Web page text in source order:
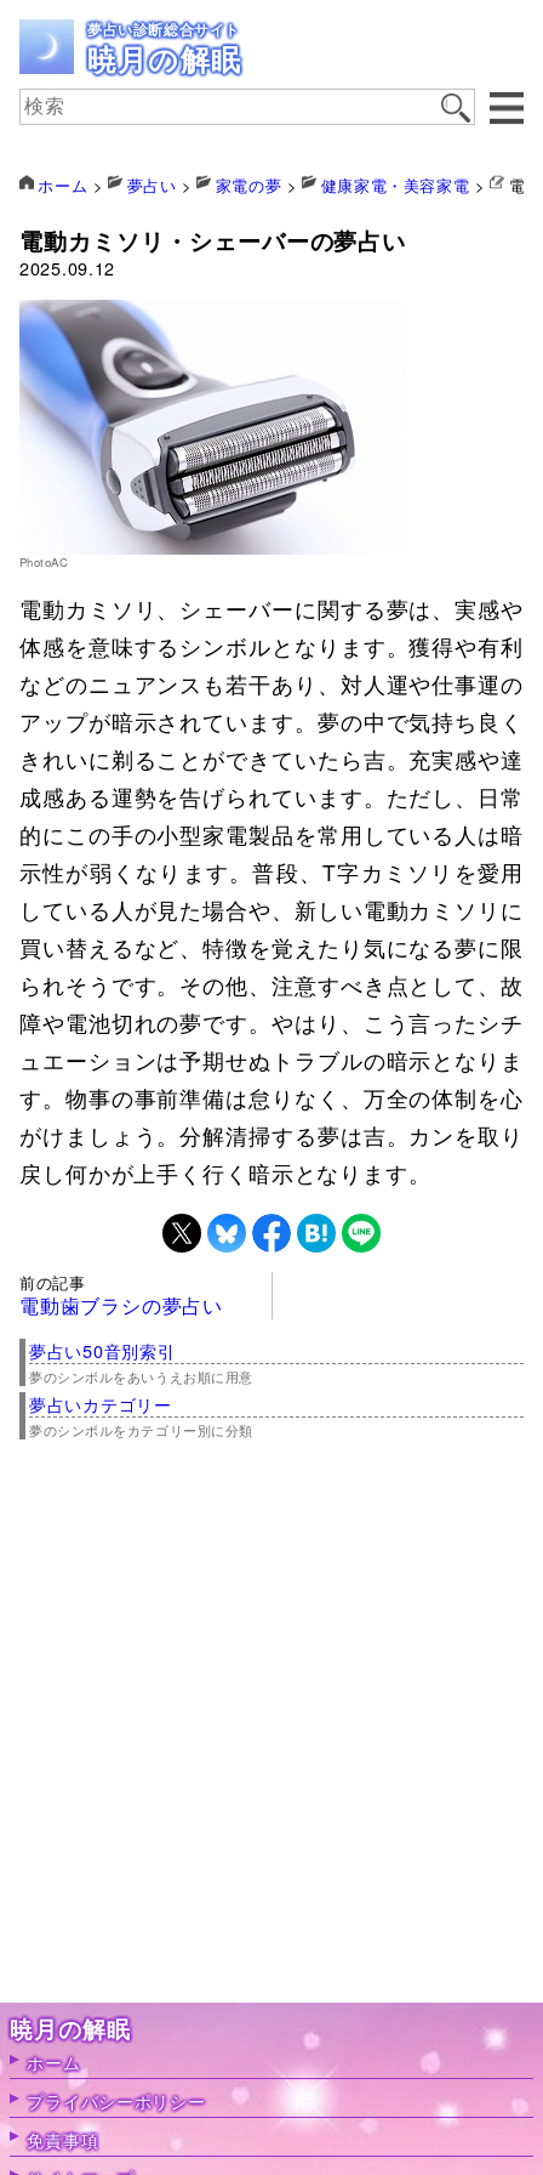
夢占い診断総合サイト
暁月の解眠
ホーム > 夢占い > 家電の夢 > 健康家電・美容家電 > 電
電動カミソリ・シェーバーの夢占い
2025.09.12
PhotoAC
電動カミソリ、シェーバーに関する夢は、実感や
体感を意味するシンボルとなります。獲得や有利
などのニュアンスも若干あり、対人運や仕事運の
アップが暗示されています。夢の中で気持ち良く
きれいに剃ることができていたら吉。充実感や達
成感ある運勢を告げられています。ただし、日常
的にこの手の小型家電製品を常用している人は暗
示性が弱くなります。普段、T字カミソリを愛用
している人が見た場合や、新しい電動カミソリに
買い替えるなど、特徴を覚えたり気になる夢に限
られそうです。その他、注意すべき点として、故
障や電池切れの夢です。やはり、こう言ったシチ
ュエーションは予期せぬトラブルの暗示となりま
す。物事の事前準備は怠りなく、万全の体制を心
がけましょう。分解清掃する夢は吉。カンを取り
戻し何かが上手く行く暗示となります。
前の記事
電動歯ブラシの夢占い
夢占い50音別索引
夢のシンボルをあいうえお順に用意
夢占いカテゴリー
夢のシンボルをカテゴリー別に分類
暁月の解眠
ホーム
プライバシーポリシー
免責事項